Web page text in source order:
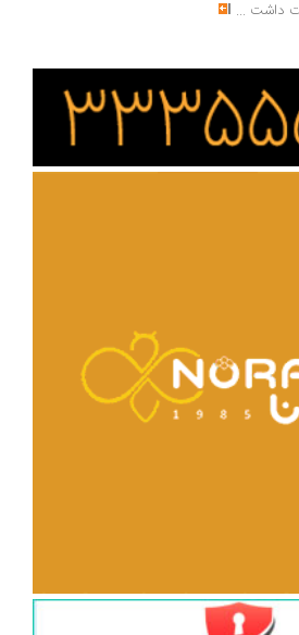
داشت ...